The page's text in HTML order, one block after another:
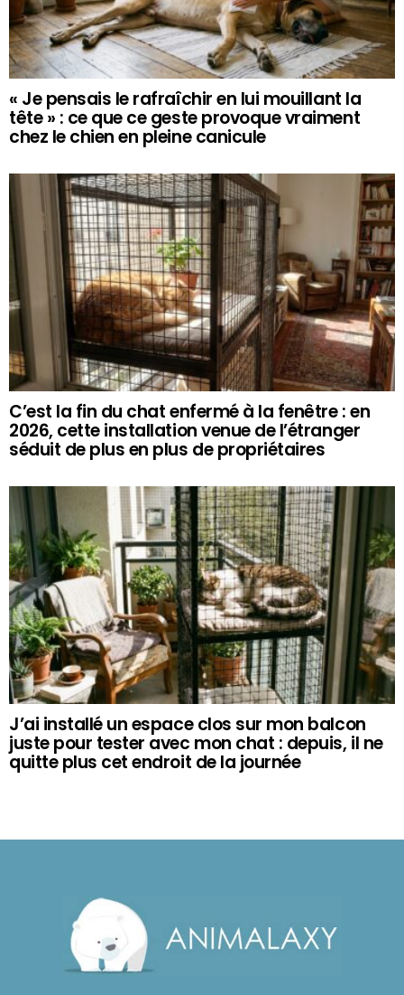
« Je pensais le rafraîchir en lui mouillant la
tête » : ce que ce geste provoque vraiment
chez le chien en pleine canicule
C’est la fin du chat enfermé à la fenêtre : en
2026, cette installation venue de l’étranger
séduit de plus en plus de propriétaires
J’ai installé un espace clos sur mon balcon
juste pour tester avec mon chat : depuis, il ne
quitte plus cet endroit de la journée